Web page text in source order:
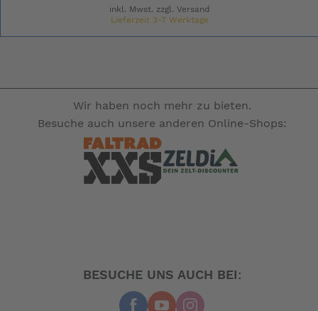
inkl. Mwst. zzgl. Versand
Lieferzeit 3-7 Werktage
Wir haben noch mehr zu bieten.
Besuche auch unsere anderen Online-Shops:
BESUCHE UNS AUCH BEI: